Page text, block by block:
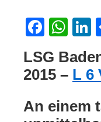
LSG
2015 – L 6
An einem